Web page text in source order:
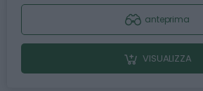
anteprima
VISUALIZZA